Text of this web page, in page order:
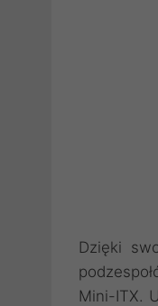
Dzięki
Mini-ITX.